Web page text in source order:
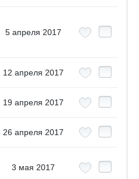
5 апреля 2017
12 апреля 2017
19 апреля 2017
26 апреля 2017
3 мая 2017